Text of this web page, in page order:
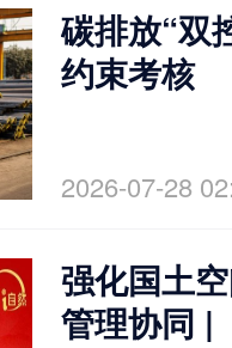
碳排放“双
约束考核
2026-07-28
强化国土
管理协同 |